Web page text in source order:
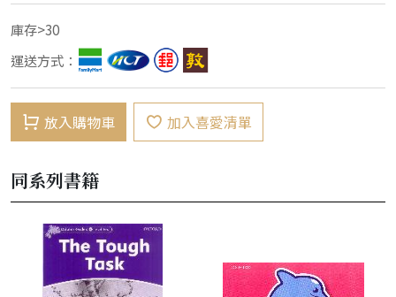
庫存>30
運送方式：
放入購物車 加入喜愛清單
同系列書籍